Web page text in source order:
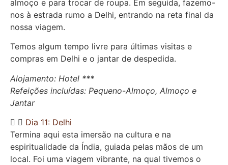
almoço e para trocar de roupa. Em seguida, fazemo-
nos à estrada rumo a Delhi, entrando na reta final da
nossa viagem.
Temos algum tempo livre para últimas visitas e
compras em Delhi e o jantar de despedida.
Alojamento: Hotel ***
Refeições incluídas: Pequeno-Almoço, Almoço e
Jantar
Dia 11: Delhi
Termina aqui esta imersão na cultura e na
espiritualidade da Índia, guiada pelas mãos de um
local. Foi uma viagem vibrante, na qual tivemos o